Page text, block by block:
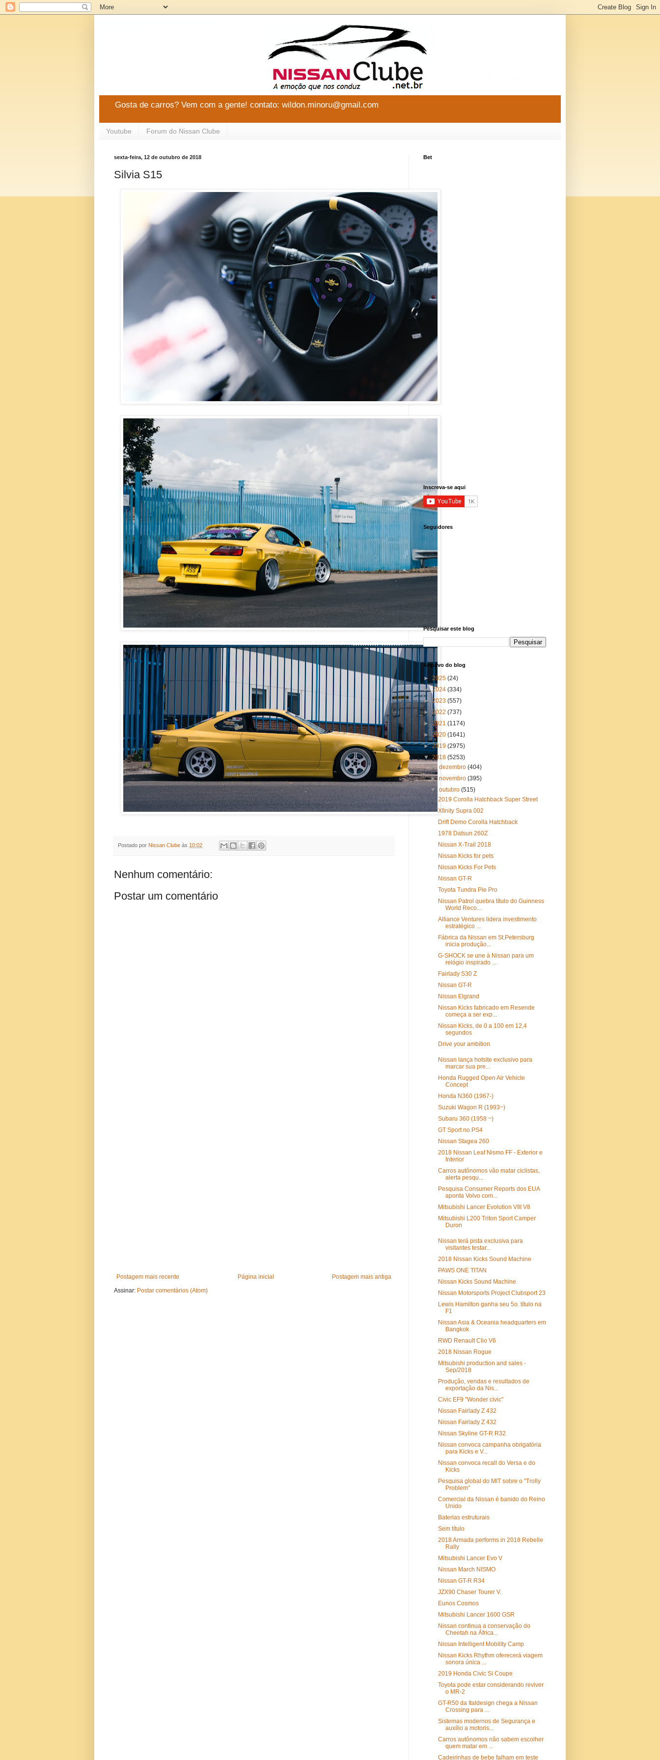
Gosta de carros? Vem com a gente! contato: wildon.minoru@gmail.com
Youtube Forum do Nissan Clube
sexta-feira, 12 de outubro de 2018
Silvia S15
Postado por Nissan Clube às 10:02
Nenhum comentário:
Postar um comentário
Postagem mais recente Postagem mais antiga
Página inicial
Assinar: Postar comentários (Atom)
Bet
Inscreva-se aqui
Seguidores
Pesquisar este blog
Arquivo do blog
► 2025 (24)
►2024 (334)
►2023 (557)
►2022 (737)
► 2021 (1174)
► 2020 (1641)
►2019 (2975)
▼2018 (5253)
►dezembro(404)
►novembro(395)
▼outubro(515)
2019 Corolla Hatchback Super Street
Xfinity Supra 002
Drift Demo Corolla Hatchback
1978 Datsun 260Z
Nissan X-Trail 2018
Nissan Kicks for pets
Nissan Kicks For Pets
Nissan GT-R
Toyota Tundra Pie Pro
Nissan Patrol quebra título do Guinness
World Reco...
Alliance Ventures lidera investimento
estratégico ...
Fábrica da Nissan em St.Petersburg
inicia produção...
G-SHOCK se une à Nissan para um
relógio inspirado ...
Fairlady S30 Z
Nissan GT-R
Nissan Elgrand
Nissan Kicks fabricado em Resende
começa a ser exp...
Nissan Kicks, de 0 a 100 em 12,4
segundos
Drive your ambition
Nissan lança hotsite exclusivo para
marcar sua pre...
Honda Rugged Open Air Vehicle
Concept
Honda N360 (1967-)
Suzuki Wagon R (1993~)
Subaru 360 (1958 ~)
GT Sport no PS4
Nissan Stagea 260
2018 Nissan Leaf Nismo FF - Exterior e
Interior
Carros autônomos vão matar ciclistas,
alerta pesqu...
Pesquisa Consumer Reports dos EUA
aponta Volvo com...
Mitsubishi Lancer Evolution VIII V8
Mitsubishi L200 Triton Sport Camper
Duron
Nissan terá pista exclusiva para
visitantes testar...
2018 Nissan Kicks Sound Machine
PAWS ONE TITAN
Nissan Kicks Sound Machine
Nissan Motorsports Project Clubsport 23
Lewis Hamilton ganha seu 5o. título na
F1
Nissan Asia & Oceania headquarters em
Bangkok
RWD Renault Clio V6
2018 Nissan Rogue
Mitsubishi production and sales -
Sep/2018
Produção, vendas e resultados de
exportação da Nis...
Civic EF9 "Wonder civic"
Nissan Fairlady Z 432
Nissan Fairlady Z 432
Nissan Skyline GT-R R32
Nissan convoca campanha obrigatória
para Kicks e V...
Nissan convoca recall do Versa e do
Kicks
Pesquisa global do MIT sobre o "Trolly
Problem"
Comercial da Nissan é banido do Reino
Unido
Baterias estruturais
Sem título
2018 Armada performs in 2018 Rebelle
Rally
Mitsubishi Lancer Evo V
Nissan March NISMO
Nissan GT-R R34
JZX90 Chaser Tourer V.
Eunos Cosmos
Mitsubishi Lancer 1600 GSR
Nissan continua a conservação do
Cheetah na África...
Nissan Intelligent Mobility Camp
Nissan Kicks Rhythm oferecerá viagem
sonora única ...
2019 Honda Civic Si Coupe
Toyota pode estar considerando reviver
o MR-2
GT-R50 da Italdesign chega a Nissan
Crossing para ...
Sistemas modernos de Segurança e
auxílio a motoris...
Carros autônomos não sabem escolher
quem matar em ...
Cadeirinhas de bebe falham em teste